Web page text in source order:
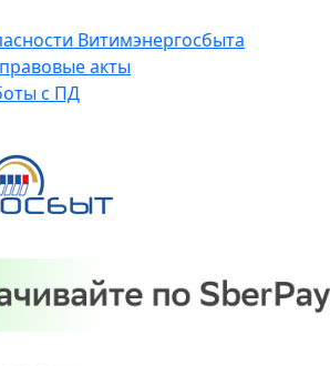
Витимэнергосбыта
акты
с ПД